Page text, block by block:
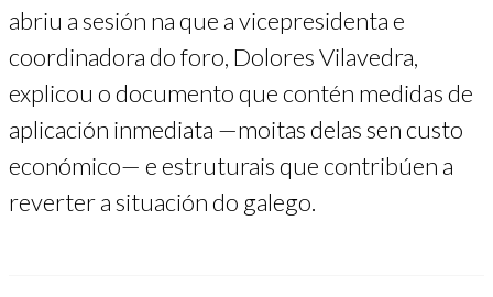
abriu a sesión na que a vicepresidenta e
coordinadora do foro, Dolores Vilavedra,
explicou o documento que contén medidas de
aplicación inmediata —moitas delas sen custo
económico— e estruturais que contribúen a
reverter a situación do galego.